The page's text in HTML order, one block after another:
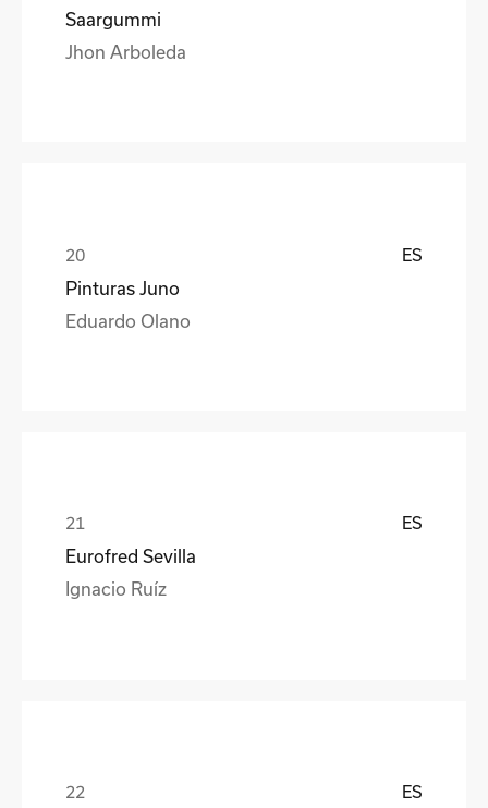
Saargummi
Jhon Arboleda
ES
Pinturas Juno
Eduardo Olano
ES
Eurofred Sevilla
Ignacio Ruíz
ES